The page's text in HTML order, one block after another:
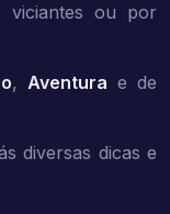
viciantes ou por
, Aventura e de
diversas dicas e